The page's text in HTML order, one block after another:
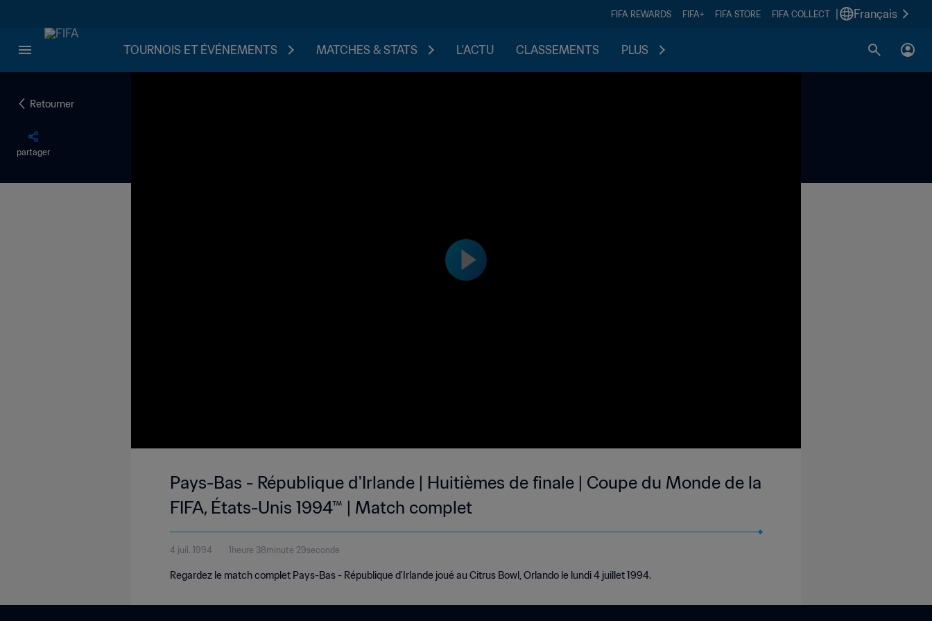
FIFA REWARDS FIFA+ FIFA STORE FIFA COLLECT Français
TOURNOIS ET ÉVÉNEMENTS MATCHES & STATS L'ACTU CLASSEMENTS PLUS
Retourner
partager
Pays-Bas - République d'Irlande | Huitièmes de finale | Coupe du Monde de la
FIFA, États-Unis 1994™ | Match complet
4 juil. 1994 1heure 38minute 29seconde
Regardez le match complet Pays-Bas - République d'Irlande joué au Citrus Bowl, Orlando le lundi 4 juillet 1994.